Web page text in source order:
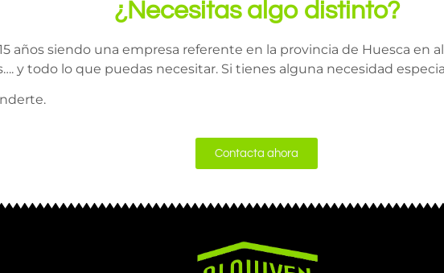
¿Necesitas algo distinto?
años siendo una empresa referente en la provincia de Huesca en
y todo lo que puedas necesitar. Si tienes alguna necesidad
Contacta ahora